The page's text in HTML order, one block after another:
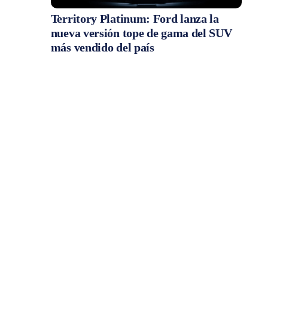
Territory Platinum: Ford lanza la
nueva versión tope de gama del SUV
más vendido del país